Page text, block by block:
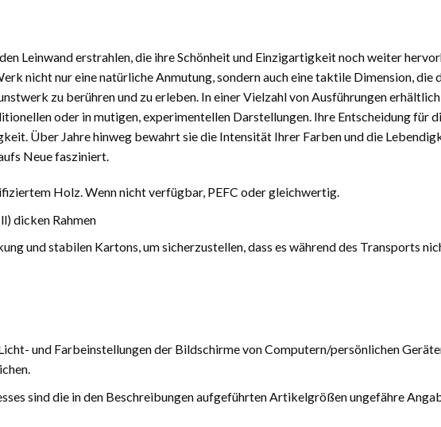
Leinwand erstrahlen, die ihre Schönheit und Einzigartigkeit noch weiter
nicht nur eine natürliche Anmutung, sondern auch eine taktile Dimension, die
zu berühren und zu erleben. In einer Vielzahl von Ausführungen
oder in mutigen, experimentellen Darstellungen. Ihre Entscheidung für
Über Jahre hinweg bewahrt sie die Intensität Ihrer Farben und die
Neue fasziniert.
Holz. Wenn nicht verfügbar, PEFC oder gleichwertig.
dicken Rahmen
und stabilen Kartons, um sicherzustellen, dass es während des Transports
und Farbeinstellungen der Bildschirme von Computern/persönlichen
sind die in den Beschreibungen aufgeführten Artikelgrößen ungefähre